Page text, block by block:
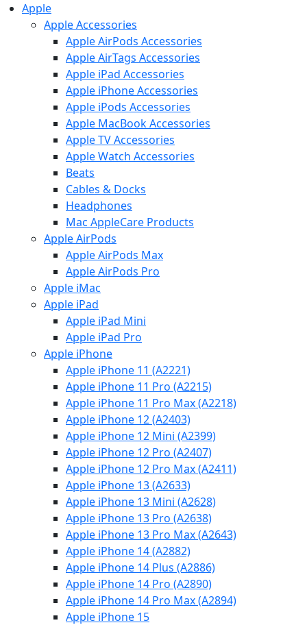
Apple
Apple Accessories
Apple AirPods Accessories
Apple AirTags Accessories
Apple iPad Accessories
Apple iPhone Accessories
Apple iPods Accessories
Apple MacBook Accessories
Apple TV Accessories
Apple Watch Accessories
Beats
Cables & Docks
Headphones
Mac AppleCare Products
Apple AirPods
Apple AirPods Max
Apple AirPods Pro
Apple iMac
Apple iPad
Apple iPad Mini
Apple iPad Pro
Apple iPhone
Apple iPhone 11 (A2221)
Apple iPhone 11 Pro (A2215)
Apple iPhone 11 Pro Max (A2218)
Apple iPhone 12 (A2403)
Apple iPhone 12 Mini (A2399)
Apple iPhone 12 Pro (A2407)
Apple iPhone 12 Pro Max (A2411)
Apple iPhone 13 (A2633)
Apple iPhone 13 Mini (A2628)
Apple iPhone 13 Pro (A2638)
Apple iPhone 13 Pro Max (A2643)
Apple iPhone 14 (A2882)
Apple iPhone 14 Plus (A2886)
Apple iPhone 14 Pro (A2890)
Apple iPhone 14 Pro Max (A2894)
Apple iPhone 15